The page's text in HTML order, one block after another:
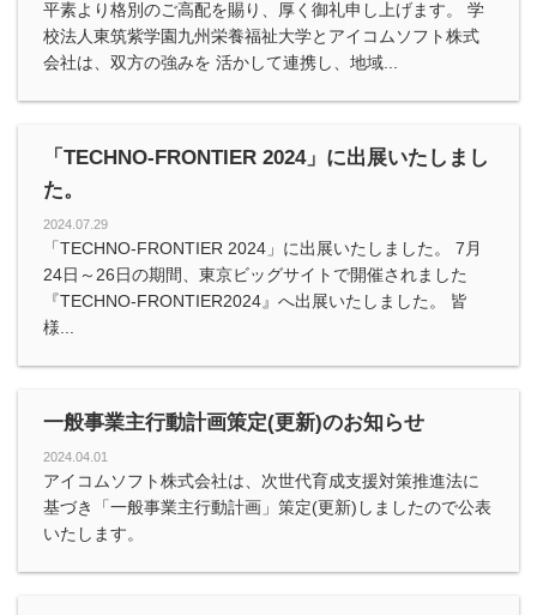
平素より格別のご高配を賜り、厚く御礼申し上げます。 学
校法人東筑紫学園九州栄養福祉大学とアイコムソフト株式
会社は、双方の強みを 活かして連携し、地域...
「TECHNO-FRONTIER 2024」に出展いたしまし
た。
2024.07.29
「TECHNO-FRONTIER 2024」に出展いたしました。 7月
24日～26日の期間、東京ビッグサイトで開催されました
『TECHNO-FRONTIER2024』へ出展いたしました。 皆
様...
一般事業主行動計画策定(更新)のお知らせ
2024.04.01
アイコムソフト株式会社は、次世代育成支援対策推進法に
基づき「一般事業主行動計画」策定(更新)しましたので公表
いたします。